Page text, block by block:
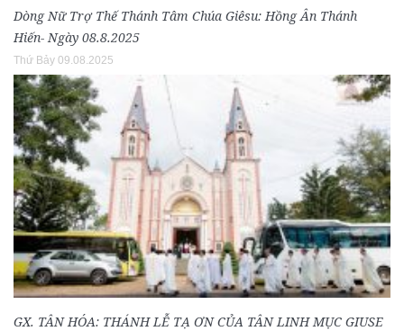
Dòng Nữ Trợ Thế Thánh Tâm Chúa Giêsu: Hồng Ân Thánh
Hiến- Ngày 08.8.2025
Thứ Bảy 09.08.2025
GX. TÂN HÓA: THÁNH LỄ TẠ ƠN CỦA TÂN LINH MỤC GIUSE